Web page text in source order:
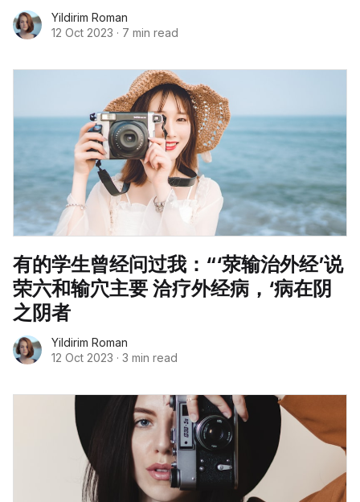
Yildirim Roman
12 Oct 2023 · 7 min read
有的学生曾经问过我：“‘荥输治外经’说
荣六和输穴主要 洽疗外经病，‘病在阴
之阴者
Yildirim Roman
12 Oct 2023 · 3 min read